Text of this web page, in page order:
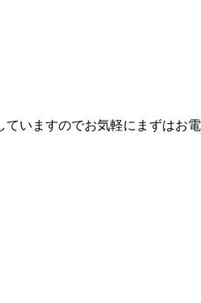
いますのでお気軽にまずはお